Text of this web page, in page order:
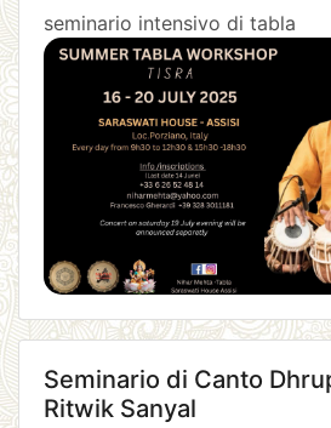
seminario intensivo di tabla
Seminario di Canto
Ritwik Sanyal